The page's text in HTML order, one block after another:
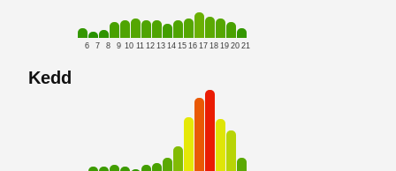
6 7 8 9 10 11 12 13 14 15 16 17 18 19 20 21
Kedd